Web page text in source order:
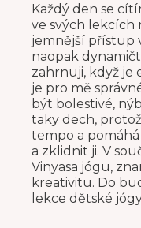
Každý den se
ve svých lekcích
jemnější přístup
naopak
zahrnuji, když je
je pro mě
být bolestivé,
taky dech,
tempo a
a zklidnit ji. V
Vinyasa jógu,
kreativitu. Do
lekce dětské